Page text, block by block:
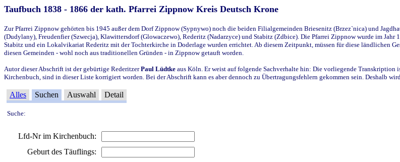
Taufbuch 1838 - 1866 der kath. Pfarrei Zippnow Kreis Deutsch Krone
Zur Pfarrei Zippnow gehörten bis 1945 außer dem Dorf Zippnow (Sypnywo) noch die beiden Filialgemeinden Briesenitz (Brzez`nica) und
(Dudylany), Freudenfier (Szwecja), Klawittersdorf (Glowaczewo), Rederitz (Nadarzyce) und Stabitz (Zdbice). Die Pfarrei Zippnow wurde im
Stabitz und ein Lokalvikariat Rederitz mit der Tochterkirche in Doderlage wurden errichtet. Ab diesem Zeitpunkt, müssen für diese ländlichen
diesen Gemeinden - wohl noch aus traditionellen Gründen - in Zippnow getauft worden.
Autor dieser Abschrift ist der gebürtige RederitzerPaul Lüdtke aus Köln. Er weist auf folgende Sachverhalte hin: Die vorliegende
Kirchenbuch, sind in dieser Liste korrigiert worden. Bei der Abschrift kann es aber dennoch zu Übertragungsfehlern gekommen sein. Deshalb
Alles Suchen Auswahl Detail
Suche:
Lfd-Nr im Kirchenbuch:
Geburt des Täuflings: